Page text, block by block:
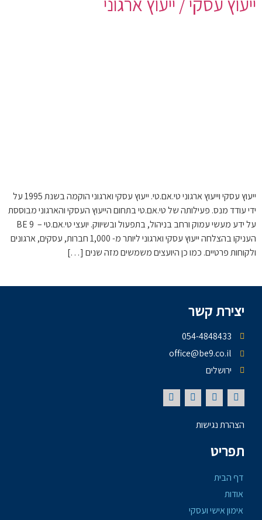
ייעוץ עסקי וייעוץ ארגוני טי.אם.טי. ייעוץ עסקי וארגוני הוקמה בשנת 1995 על
ידי עודד מנס. פעילותה של טי.אם.טי בתחום הייעוץ העסקי והארגוני מבוססת
על ידע מעשי עמוק ורחב בניהול, בתפעול ובשיווק. יועצי טי.אם.טי – BE 9
העניקו בהצלחה ייעוץ עסקי וארגוני ליותר מ- 1,000 חברות, עסקים, ארגונים
ולקוחות פרטיים. כמו כן היועצים משמשים מזה שנים […]
יצירת קשר
054-4848433
office@be9.co.il
ירושלים
הצהרת נגישות
תפריט
דף הבית
אודות
אימון אישי ועסקי